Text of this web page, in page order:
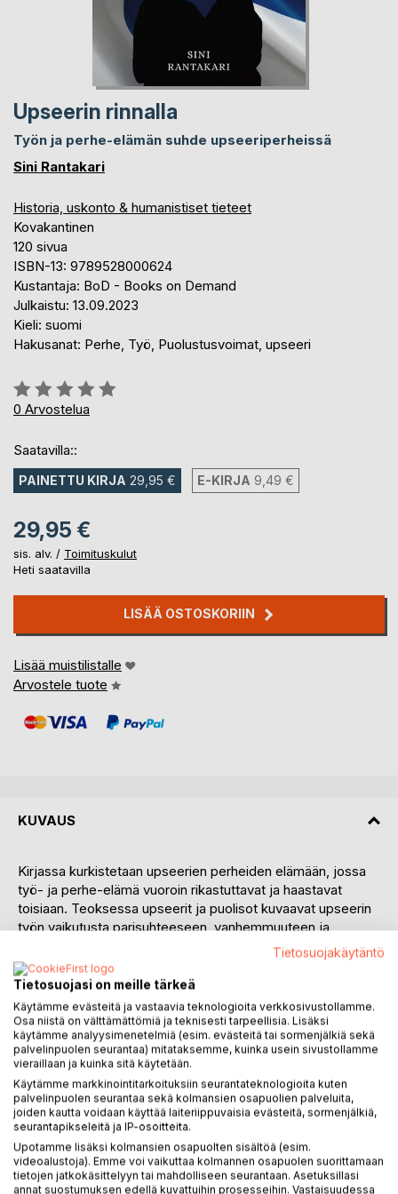
Upseerin rinnalla
Työn ja perhe-elämän suhde upseeriperheissä
Sini Rantakari
Historia, uskonto & humanistiset tieteet
Kovakantinen
120 sivua
ISBN-13: 9789528000624
Kustantaja: BoD - Books on Demand
Julkaistu: 13.09.2023
Kieli: suomi
Hakusanat: Perhe, Työ, Puolustusvoimat, upseeri
Arvostelu::
0%
0 Arvostelua
Saatavilla::
PAINETTU KIRJA 29,95 € E-KIRJA 9,49 €
29,95 €
sis. alv. / Toimituskulut
Heti saatavilla
LISÄÄ OSTOSKORIIN
Lisää muistilistalle
Arvostele tuote
KUVAUS
Kirjassa kurkistetaan upseerien perheiden elämään, jossa
työ- ja perhe-elämä vuoroin rikastuttavat ja haastavat
toisiaan. Teoksessa upseerit ja puolisot kuvaavat upseerin
työn vaikutusta parisuhteeseen, vanhemmuuteen ja
perheen elämään. Samalla paljastuu selviytymiskeinoja,
joita perheet käyttävät esimerkiksi upseerin ollessa paljon
poissa.
Puolisoiden keskinäisellä tuella on suuri merkitys. Kun
työnantaja määrittelee yhdessä ja erillään vietetyn ajan
määrää, kumppaneiden haasteena on oppia olemaan
itsenäisiä ja samalla säilyttämään keskinäinen kaipaus ja
rakkaus. Paljon kokeneilta pariskunnilta voi kuulla kaikuja
onnellisen parisuhteen salaisuudesta.
Tutkimustiedon oheen psykoterapeutti Sini Rantakari tuo
perheterapeuttisia näkökulmia työ- ja perhe-elämän
yhteensovittamisen teemoihin kuten erilaisiin
perhemuotoihin, vuorovaikutukseen ja kuormitukseen.
Tietosuojakäytäntö
Tietosuojasi on meille tärkeä
Käytämme evästeitä ja vastaavia teknologioita verkkosivustollamme.
Osa niistä on välttämättömiä ja teknisesti tarpeellisia. Lisäksi
käytämme analyysimenetelmiä (esim. evästeitä tai sormenjälkiä sekä
palvelinpuolen seurantaa) mitataksemme, kuinka usein sivustollamme
vieraillaan ja kuinka sitä käytetään.
Käytämme markkinointitarkoituksiin seurantateknologioita kuten
palvelinpuolen seurantaa sekä kolmansien osapuolien palveluita,
joiden kautta voidaan käyttää laiteriippuvaisia evästeitä, sormenjälkiä,
seurantapikseleitä ja IP-osoitteita.
Upotamme lisäksi kolmansien osapuolten sisältöä (esim.
videoalustoja). Emme voi vaikuttaa kolmannen osapuolen suorittamaan
tietojen jatkokäsittelyyn tai mahdolliseen seurantaan. Asetuksillasi
annat suostumuksen edellä kuvattuihin prosesseihin. Vastaisuudessa